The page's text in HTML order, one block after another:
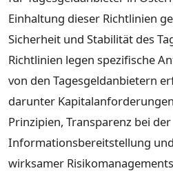
Einhaltung dieser Richtlinien
Sicherheit und Stabilität des
Richtlinien legen spezifische
von den Tagesgeldanbietern
darunter
Prinzipien, Transparenz bei der
Informationsbereitstellung
wirksamer